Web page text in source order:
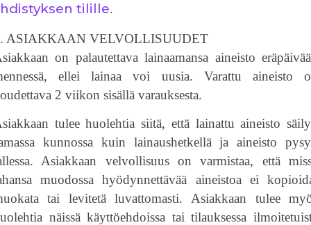
tilille.
ASIAKKAAN VELVOLLISUUDET
on palautettava lainaamansa aineisto
ellei lainaa voi uusia. Varattu aineisto
2 viikon sisällä varauksesta.
tulee huolehtia siitä, että lainattu aineisto
kunnossa kuin lainaushetkellä ja aineisto
Asiakkaan velvollisuus on varmistaa, että
muodossa hyödynnettävää aineistoa ei
tai levitetä luvattomasti. Asiakkaan tulee
näissä käyttöehdoissa tai tilauksessa